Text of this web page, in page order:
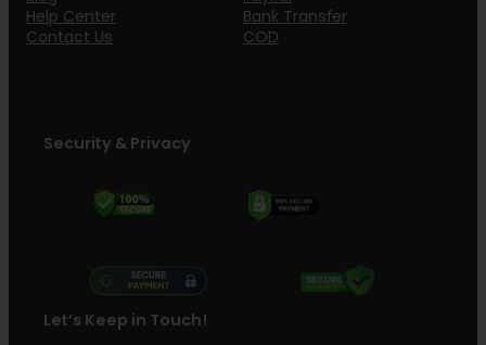
Help Center
Contact Us
Bank Transfer
COD
Security & Privacy
Let’s Keep in Touch!